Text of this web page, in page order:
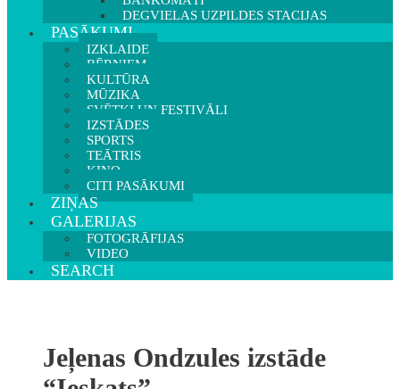
DEGVIELAS UZPILDES STACIJAS
PASĀKUMI
IZKLAIDE
BĒRNIEM
KULTŪRA
MŪZIKA
SVĒTKI UN FESTIVĀLI
IZSTĀDES
SPORTS
TEĀTRIS
KINO
CITI PASĀKUMI
ZIŅAS
GALERIJAS
FOTOGRĀFIJAS
VIDEO
SEARCH
Jeļenas Ondzules izstāde